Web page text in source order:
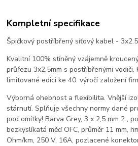
Kompletní specifikace
Špičkový postříbřený síťový kabel -
Kvalitní 100% stíněný vzájemně
průřezu 3x2,5mm s postříbřenými vodiči.
limitované edici ke 40. výročí založení
Výborná ohebnost a flexibilita. Vnější
stárnutí. Splňuje všechny normy dané
pod omítky! Barva Grey, 3 x 2,5 mm 2 ,
bezkyslíkatá měď OFC, průměr 11 mm,
Ohm/km, 250 V, 16A, pozlacené